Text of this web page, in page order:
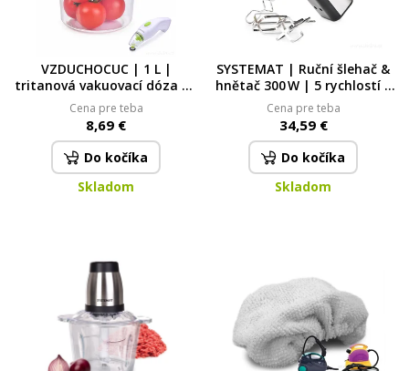
VZDUCHOCUC | 1 L |
tritanová vakuovací dóza na
potraviny
Cena pre teba
8,69 €
Do kočíka
Skladom
SYSTEMAT | Ruční šlehač &
hnětač 300 W | 5 rychlostí |
nerezové metly a háky
SYSTEMAT
Cena pre teba
34,59 €
Do kočíka
Skladom